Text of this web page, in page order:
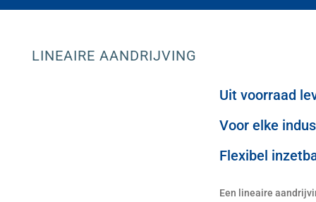
LINEAIRE AANDRIJVING
Uit voorraad
Voor elke
Flexibel
Een lineaire